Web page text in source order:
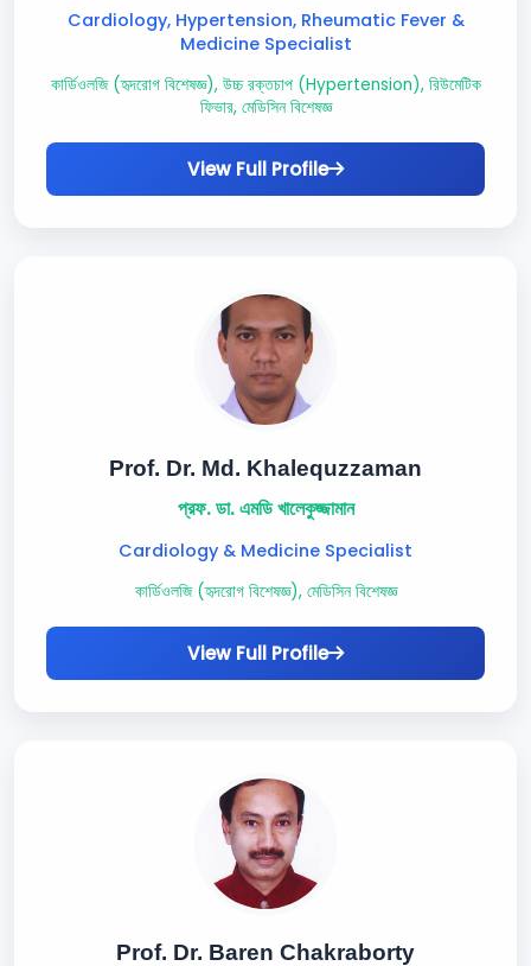
Cardiology, Hypertension, Rheumatic Fever &
Medicine Specialist
কার্ডিওলজি (হৃদরোগ বিশেষজ্ঞ), উচ্চ রক্তচাপ (Hypertension), রিউমেটিক
ফিভার, মেডিসিন বিশেষজ্ঞ
View Full Profile
Prof. Dr. Md. Khalequzzaman
প্রফ. ডা. এমডি খালেকুজ্জামান
Cardiology & Medicine Specialist
কার্ডিওলজি (হৃদরোগ বিশেষজ্ঞ), মেডিসিন বিশেষজ্ঞ
View Full Profile
Prof. Dr. Baren Chakraborty